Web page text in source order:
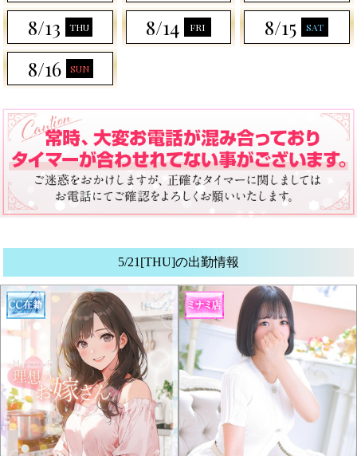
8/13 THU 8/14 FRI 8/15 SAT
8/16 SUN
5/21[THU]の出勤情報